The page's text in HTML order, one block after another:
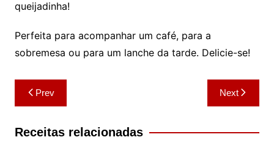
queijadinha!
Perfeita para acompanhar um café, para a
sobremesa ou para um lanche da tarde. Delicie-se!
Navegação
de
artigos
Prev Next
Receitas relacionadas